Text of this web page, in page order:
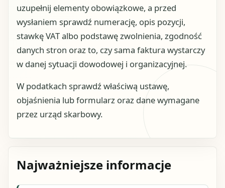
uzupełnij elementy obowiązkowe, a przed
wysłaniem sprawdź numerację, opis pozycji,
stawkę VAT albo podstawę zwolnienia, zgodność
danych stron oraz to, czy sama faktura wystarczy
w danej sytuacji dowodowej i organizacyjnej.
W podatkach sprawdź właściwą ustawę,
objaśnienia lub formularz oraz dane wymagane
przez urząd skarbowy.
Najważniejsze informacje